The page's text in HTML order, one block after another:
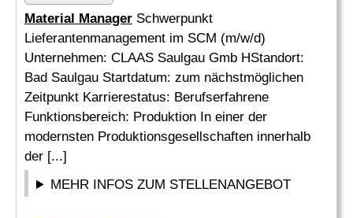
Material Manager Schwerpunkt
Lieferantenmanagement im SCM (m/w/d)
Unternehmen: CLAAS Saulgau Gmb HStandort:
Bad Saulgau Startdatum: zum nächstmöglichen
Zeitpunkt Karrierestatus: Berufserfahrene
Funktionsbereich: Produktion In einer der
modernsten Produktionsgesellschaften innerhalb
der [...]
MEHR INFOS ZUM STELLENANGEBOT